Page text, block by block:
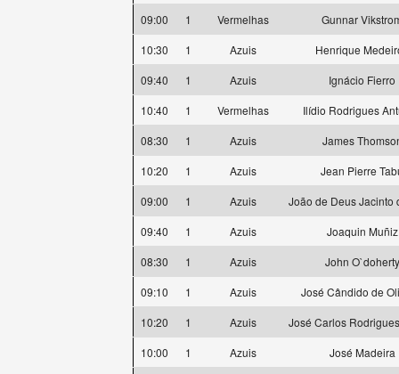
09:00
1 Vermelhas
Gunnar
10:30
1 Azuis
Henrique
09:40
1 Azuis
Ignácio Fierro
10:40
1 Vermelhas
Ilídio Rodrigues
08:30
1 Azuis
James
10:20
1 Azuis
Jean Pierre
09:00
1 Azuis
João de Deus Jacinto
09:40
1 Azuis
Joaquin Muñiz
08:30
1 Azuis
John O`doherty
09:10
1 Azuis
José Cândido de
10:20
1 Azuis
José Carlos
10:00
1 Azuis
José Madeira